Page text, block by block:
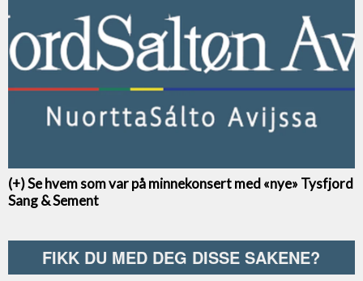
FIKK DU MED DEG DISSE SAKENE?